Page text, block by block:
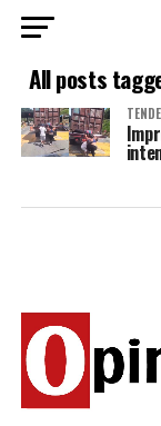
All posts